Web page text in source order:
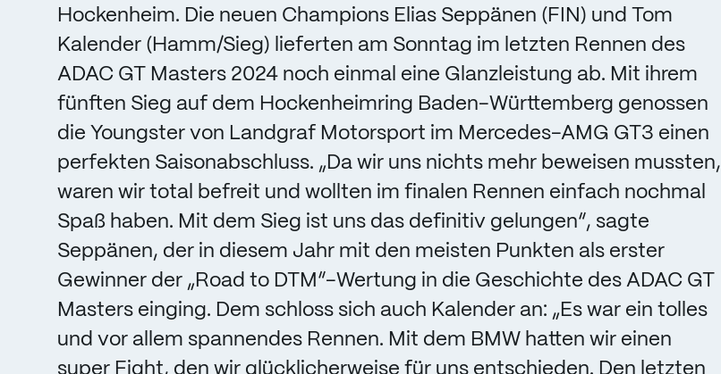
Hockenheim. Die neuen Champions Elias Seppänen (FIN) und Tom
Kalender (Hamm/Sieg) lieferten am Sonntag im letzten Rennen des
ADAC GT Masters 2024 noch einmal eine Glanzleistung ab. Mit ihrem
fünften Sieg auf dem Hockenheimring Baden-Württemberg genossen
die Youngster von Landgraf Motorsport im Mercedes-AMG GT3 einen
perfekten Saisonabschluss. „Da wir uns nichts mehr beweisen mussten,
waren wir total befreit und wollten im finalen Rennen einfach nochmal
Spaß haben. Mit dem Sieg ist uns das definitiv gelungen“, sagte
Seppänen, der in diesem Jahr mit den meisten Punkten als erster
Gewinner der „Road to DTM“-Wertung in die Geschichte des ADAC GT
Masters einging. Dem schloss sich auch Kalender an: „Es war ein tolles
und vor allem spannendes Rennen. Mit dem BMW hatten wir einen
super Fight, den wir glücklicherweise für uns entschieden. Den letzten